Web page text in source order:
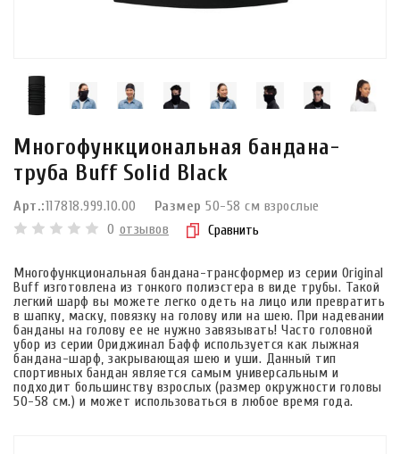
Многофункциональная бандана-
труба Buff Solid Black
Арт.:117818.999.10.00 Размер 50-58 см взрослые
0 отзывов Сравнить
Многофункциональная бандана-трансформер из серии Original
Buff изготовлена из тонкого полиэстера в виде трубы. Такой
легкий шарф вы можете легко одеть на лицо или превратить
в шапку, маску, повязку на голову или на шею. При надевании
банданы на голову ее не нужно завязывать! Часто головной
убор из серии Ориджинал Бафф используется как лыжная
бандана-шарф, закрывающая шею и уши. Данный тип
спортивных бандан является самым универсальным и
подходит большинству взрослых (размер окружности головы
50-58 см.) и может использоваться в любое время года.